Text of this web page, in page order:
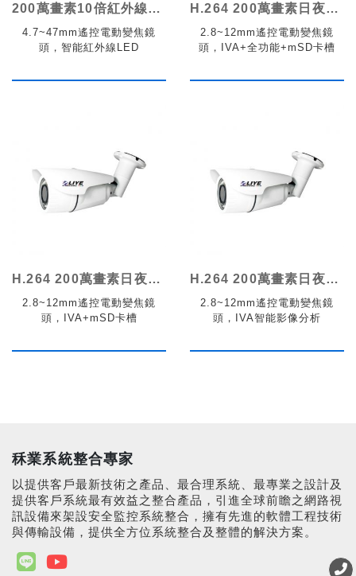
200萬畫素10倍紅外線變焦網路攝影機
4.7~47mm遙控電動變焦鏡
頭，智能紅外線LED
H.264 200萬畫素日夜兩用變焦網路攝影機
2.8~12mm遙控電動變焦鏡
頭，IVA+全功能+mSD卡槽
H.264 200萬畫素日夜兩用變焦網路攝影機
2.8~12mm遙控電動變焦鏡
頭，IVA+mSD卡槽
H.264 200萬畫素日夜兩用變焦網路攝影機
2.8~12mm遙控電動變焦鏡
頭，IVA智能影像分析
秝業系統整合專家
以提供客戶最新技術之產品、最合理系統、最專業之設計及
提供客戶系統最有效益之整合產品，引進全球前瞻之網路視
訊設備來架設安全監控系統整合，擁有先進的軟體工程技術
與傳輸設備，提供全方位系統整合及整體的解決方案。